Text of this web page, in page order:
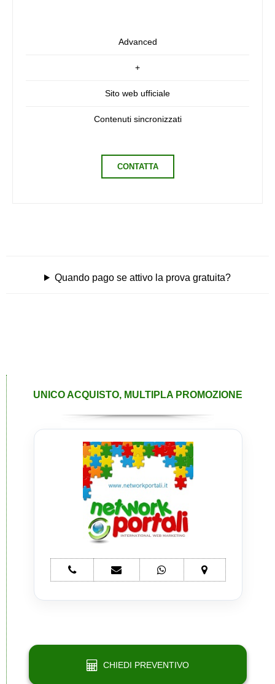
Advanced
+
Sito web ufficiale
Contenuti sincronizzati
CONTATTA
Quando pago se attivo la prova gratuita?
UNICO ACQUISTO, MULTIPLA PROMOZIONE
telefono
Network
e-
mail
whatsapp
Network
mappa
Network
CHIEDI PREVENTIVO